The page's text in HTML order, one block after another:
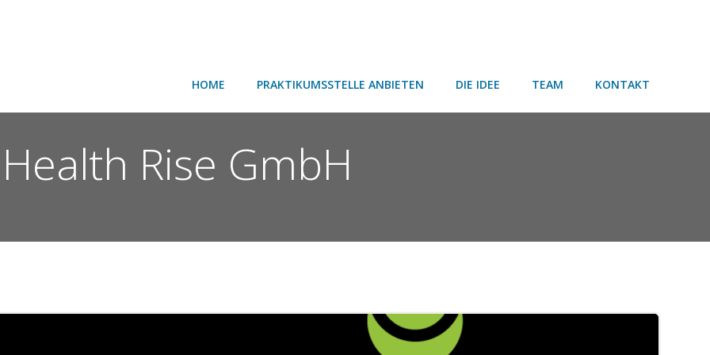
HOME PRAKTIKUMSSTELLE ANBIETEN DIE IDEE TEAM KONTAKT
Health Rise GmbH